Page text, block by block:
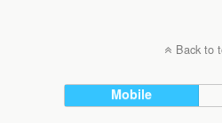
Back to
Mobile